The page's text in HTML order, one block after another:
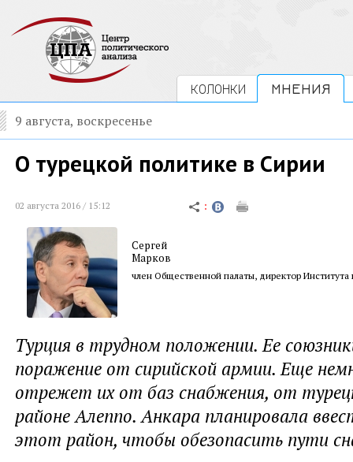
КОЛОНКИ МНЕНИЯ
9 августа, воскресенье
О турецкой политике в Сирии
02 августа 2016 / 15:12
Сергей
Марков
член Общественной палаты, директор Института
Турция в трудном положении. Ее
поражение от сирийской армии. Еще
отрежет их от баз снабжения, от
районе Алеппо. Анкара планировала
этот район, чтобы обезопасить пути